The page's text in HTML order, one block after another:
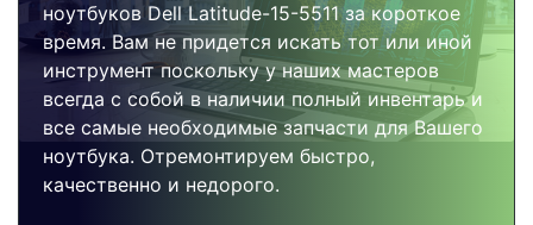
ноутбуков Dell Latitude-15-5511 за короткое
время. Вам не придется искать тот или иной
инструмент поскольку у наших мастеров
всегда с собой в наличии полный инвентарь и
все самые необходимые запчасти для Вашего
ноутбука. Отремонтируем быстро,
качественно и недорого.